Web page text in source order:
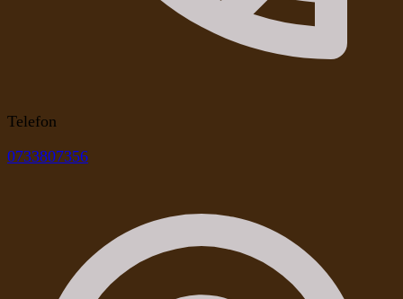
Telefon
0733807356